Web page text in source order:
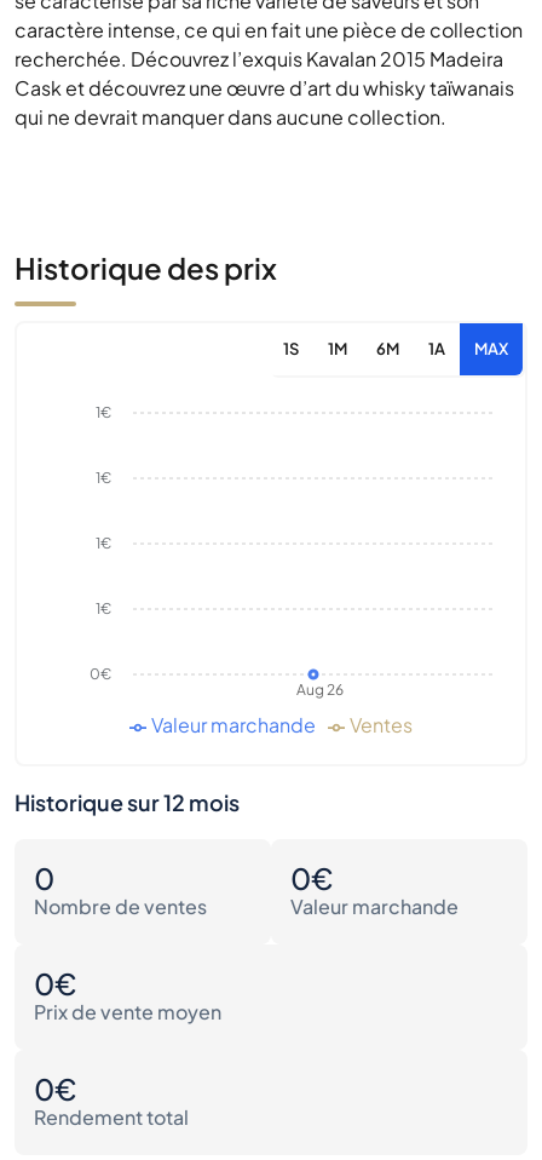
caractère intense, ce qui en fait une pièce de collection
recherchée. Découvrez l’exquis Kavalan 2015 Madeira
Cask et découvrez une œuvre d’art du whisky taïwanais
qui ne devrait manquer dans aucune collection.
Historique des prix
1S 1M 6M 1A MAX
Aug 26
0€
1€
1€
1€
1€
Valeur marchande Ventes
Historique sur 12 mois
0
Nombre de ventes
0€
Valeur marchande
0€
Prix de vente moyen
0€
Rendement total